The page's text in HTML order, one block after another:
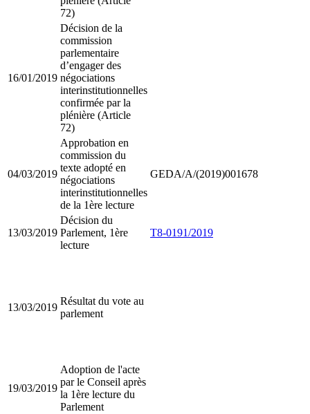
72)
16/01/2019
Décision de la
commission
parlementaire
d’engager des
négociations
interinstitutionnelles
confirmée par la
plénière (Article
72)
04/03/2019
Approbation en
commission du
texte adopté en
négociations
interinstitutionnelles
de la 1ère lecture
GEDA/A/(2019)001678
13/03/2019
Décision du
Parlement, 1ère
lecture
T8-0191/2019
13/03/2019
Résultat du vote au
parlement
19/03/2019
Adoption de l'acte
par le Conseil après
la 1ère lecture du
Parlement